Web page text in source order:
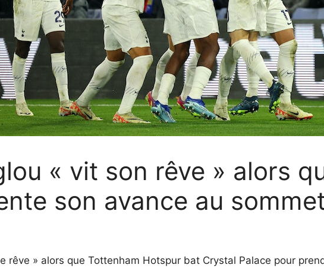
« vit son rêve » alors
son avance au
rêve » alors que Tottenham Hotspur bat Crystal Palace pour